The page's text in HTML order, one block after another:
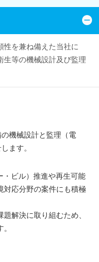
性を兼ね備えた当社に
生等の機械設計及び監理
機械設計と監理（電
ます。
ビル）推進や再生可能
対応分野の案件にも積極
解決に取り組むため、